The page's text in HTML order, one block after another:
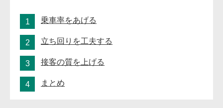
乗車率をあげる
立ち回りを工夫する
接客の質を上げる
まとめ